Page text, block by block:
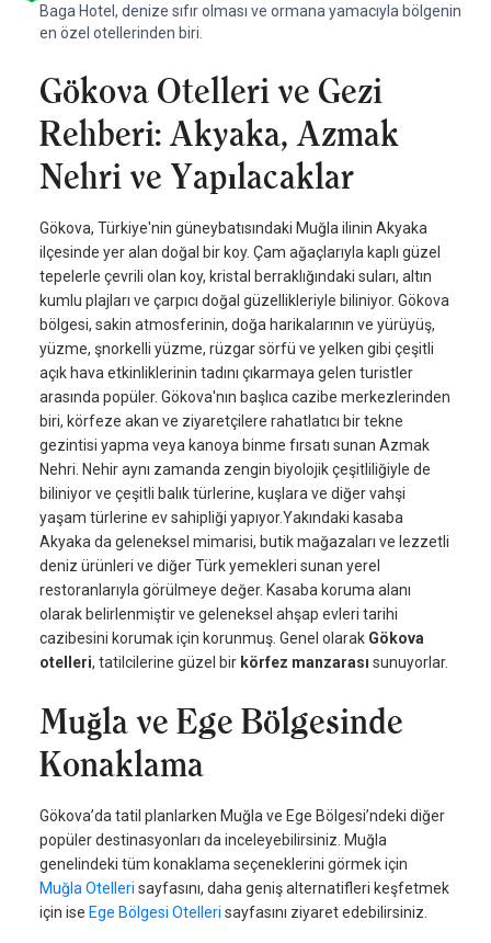
Baga Hotel, denize sıfır olması ve ormana yamacıyla bölgenin
en özel otellerinden biri.
Gökova Otelleri ve Gezi
Rehberi: Akyaka, Azmak
Nehri ve Yapılacaklar
Gökova, Türkiye'nin güneybatısındaki Muğla ilinin Akyaka
ilçesinde yer alan doğal bir koy. Çam ağaçlarıyla kaplı güzel
tepelerle çevrili olan koy, kristal berraklığındaki suları, altın
kumlu plajları ve çarpıcı doğal güzellikleriyle biliniyor. Gökova
bölgesi, sakin atmosferinin, doğa harikalarının ve yürüyüş,
yüzme, şnorkelli yüzme, rüzgar sörfü ve yelken gibi çeşitli
açık hava etkinliklerinin tadını çıkarmaya gelen turistler
arasında popüler. Gökova'nın başlıca cazibe merkezlerinden
biri, körfeze akan ve ziyaretçilere rahatlatıcı bir tekne
gezintisi yapma veya kanoya binme fırsatı sunan Azmak
Nehri. Nehir aynı zamanda zengin biyolojik çeşitliliğiyle de
biliniyor ve çeşitli balık türlerine, kuşlara ve diğer vahşi
yaşam türlerine ev sahipliği yapıyor.Yakındaki kasaba
Akyaka da geleneksel mimarisi, butik mağazaları ve lezzetli
deniz ürünleri ve diğer Türk yemekleri sunan yerel
restoranlarıyla görülmeye değer. Kasaba koruma alanı
olarak belirlenmiştir ve geleneksel ahşap evleri tarihi
cazibesini korumak için korunmuş. Genel olarak Gökova
otelleri, tatilcilerine güzel bir körfez manzarası sunuyorlar.
Muğla ve Ege Bölgesinde
Konaklama
Gökova’da tatil planlarken Muğla ve Ege Bölgesi’ndeki diğer
popüler destinasyonları da inceleyebilirsiniz. Muğla
genelindeki tüm konaklama seçeneklerini görmek için
Muğla Otelleri sayfasını, daha geniş alternatifleri keşfetmek
için ise Ege Bölgesi Otelleri sayfasını ziyaret edebilirsiniz.